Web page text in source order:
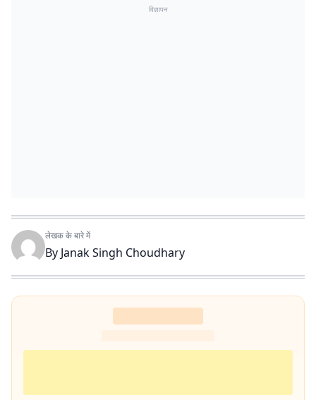
विज्ञापन
लेखक के बारे में
By Janak Singh Choudhary